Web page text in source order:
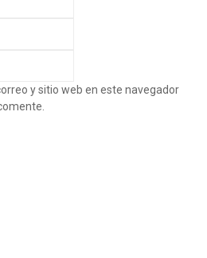
y sitio web en este navegador